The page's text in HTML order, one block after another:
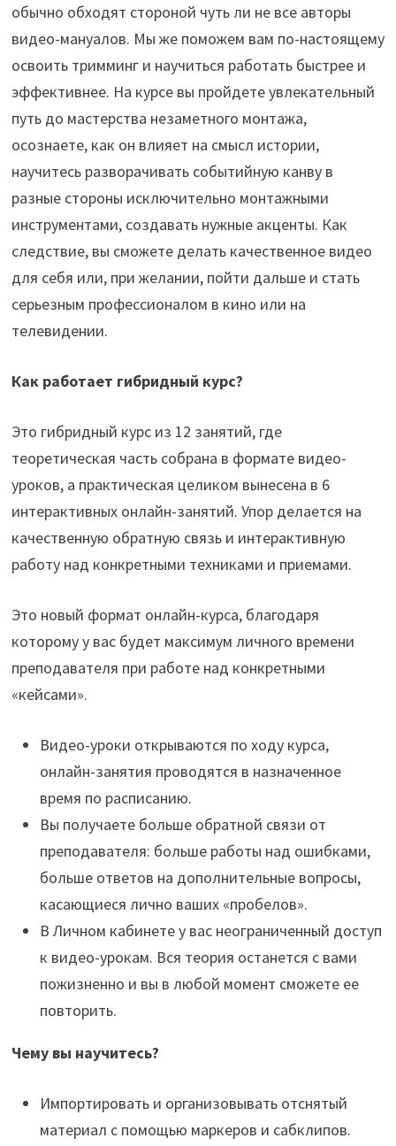
обычно обходят стороной чуть ли не все авторы
видео-мануалов. Мы же поможем вам по-настоящему
освоить тримминг и научиться работать быстрее и
эффективнее. На курсе вы пройдете увлекательный
путь до мастерства незаметного монтажа,
осознаете, как он влияет на смысл истории,
научитесь разворачивать событийную канву в
разные стороны исключительно монтажными
инструментами, создавать нужные акценты. Как
следствие, вы сможете делать качественное видео
для себя или, при желании, пойти дальше и стать
серьезным профессионалом в кино или на
телевидении.
Как работает гибридный курс?
Это гибридный курс из 12 занятий, где
теоретическая часть собрана в формате видео-
уроков, а практическая целиком вынесена в 6
интерактивных онлайн-занятий. Упор делается на
качественную обратную связь и интерактивную
работу над конкретными техниками и приемами.
Это новый формат онлайн-курса, благодаря
которому у вас будет максимум личного времени
преподавателя при работе над конкретными
«кейсами».
Видео-уроки открываются по ходу курса,
онлайн-занятия проводятся в назначенное
время по расписанию.
Вы получаете больше обратной связи от
преподавателя: больше работы над ошибками,
больше ответов на дополнительные вопросы,
касающиеся лично ваших «пробелов».
В Личном кабинете у вас неограниченный доступ
к видео-урокам. Вся теория останется с вами
пожизненно и вы в любой момент сможете ее
повторить.
Чему вы научитесь?
Импортировать и организовывать отснятый
материал с помощью маркеров и сабклипов.